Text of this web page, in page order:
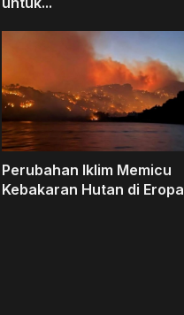
Perubahan Iklim Memicu
Kebakaran Hutan di Eropa